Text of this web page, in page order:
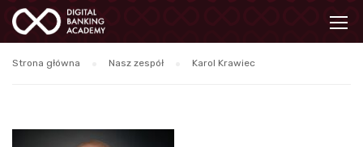
Strona główna Nasz zespół Karol Krawiec